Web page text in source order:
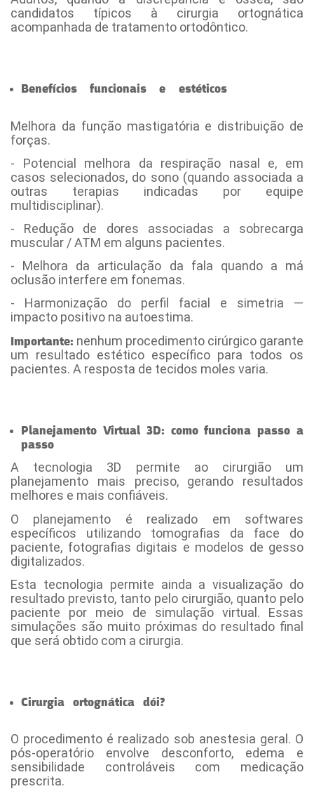
candidatos típicos à cirurgia ortognática
acompanhada de tratamento ortodôntico.
Benefícios funcionais e estéticos- [Cirurgia
Melhora da função mastigatória e distribuição de
forças.
- Potencial melhora da respiração nasal e, em
casos selecionados, do sono (quando associada a
outras terapias indicadas por equipe
multidisciplinar).
- Redução de dores associadas a sobrecarga
muscular / ATM em alguns pacientes.
- Melhora da articulação da fala quando a má
oclusão interfere em fonemas.
- Harmonização do perfil facial e simetria —
impacto positivo na autoestima.
Importante: nenhum procedimento cirúrgico garante
um resultado estético específico para todos os
pacientes. A resposta de tecidos moles varia.
Planejamento Virtual 3D: como funciona passo a
passo
A tecnologia 3D permite ao cirurgião um
planejamento mais preciso, gerando resultados
melhores e mais confiáveis.
O planejamento é realizado em softwares
específicos utilizando tomografias da face do
paciente, fotografias digitais e modelos de gesso
digitalizados.
Esta tecnologia permite ainda a visualização do
resultado previsto, tanto pelo cirurgião, quanto pelo
paciente por meio de simulação virtual. Essas
simulações são muito próximas do resultado final
que será obtido com a cirurgia.
Cirurgia ortognática dói?
O procedimento é realizado sob anestesia geral. O
pós-operatório envolve desconforto, edema e
sensibilidade controláveis com medicação
prescrita.